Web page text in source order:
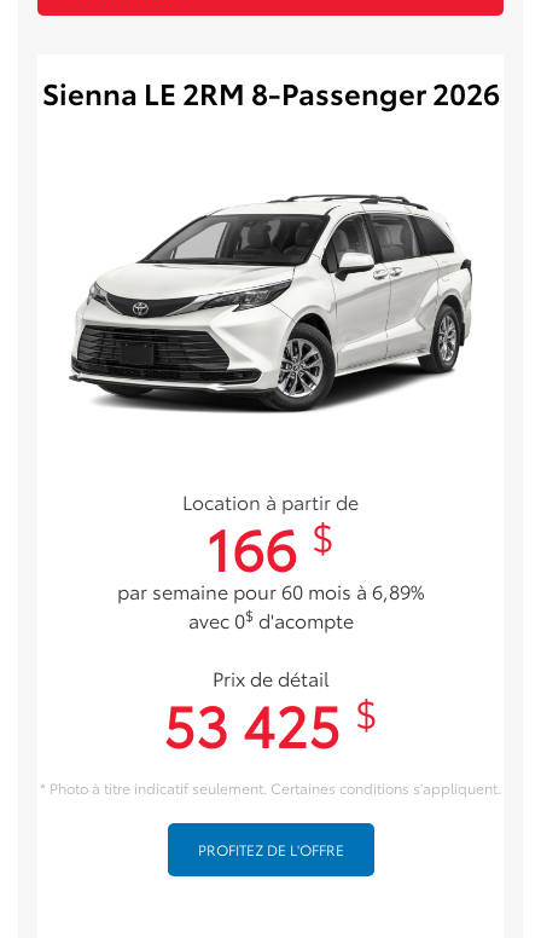
Sienna LE 2RM 8-Passenger 2026
Location à partir de
166 $
par semaine pour 60 mois à 6,89%
avec 0$d'acompte
Prix de détail
53 425 $
* Photo à titre indicatif seulement. Certaines conditions s'appliquent.
PROFITEZ DE L'OFFRE